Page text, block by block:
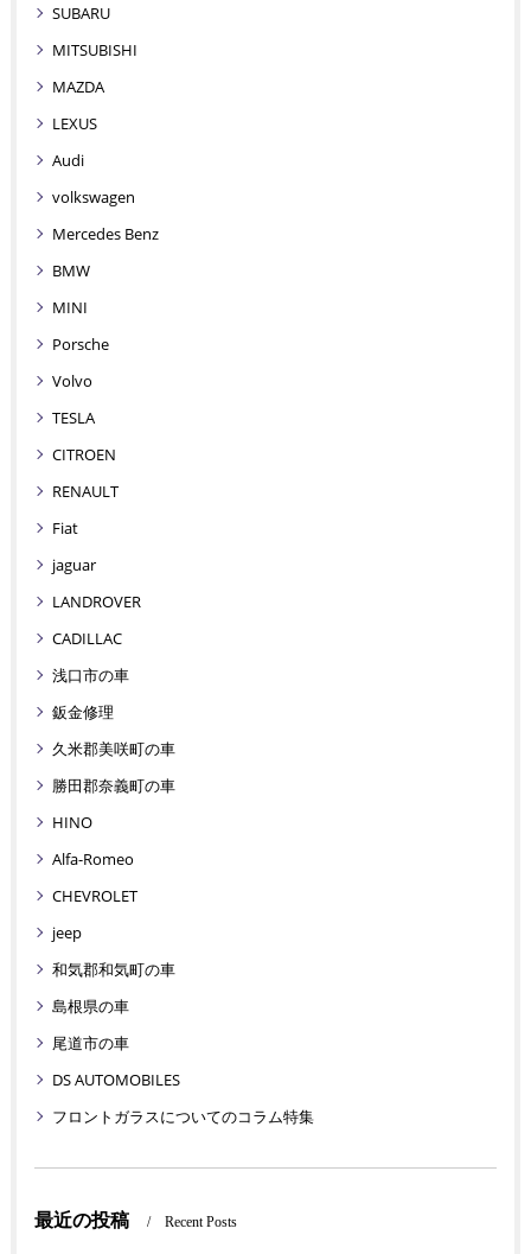
SUBARU
MITSUBISHI
MAZDA
LEXUS
Audi
volkswagen
Mercedes Benz
BMW
MINI
Porsche
Volvo
TESLA
CITROEN
RENAULT
Fiat
jaguar
LANDROVER
CADILLAC
浅口市の車
鈑金修理
久米郡美咲町の車
勝田郡奈義町の車
HINO
Alfa-Romeo
CHEVROLET
jeep
和気郡和気町の車
島根県の車
尾道市の車
DS AUTOMOBILES
フロントガラスについてのコラム特集
最近の投稿 Recent Posts